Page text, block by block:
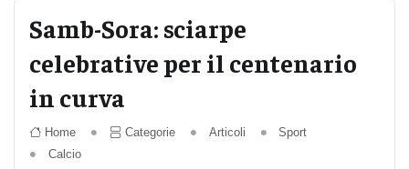
Samb-Sora: sciarpe
celebrative per il centenario
in curva
Home Categorie Articoli
Sport
Calcio